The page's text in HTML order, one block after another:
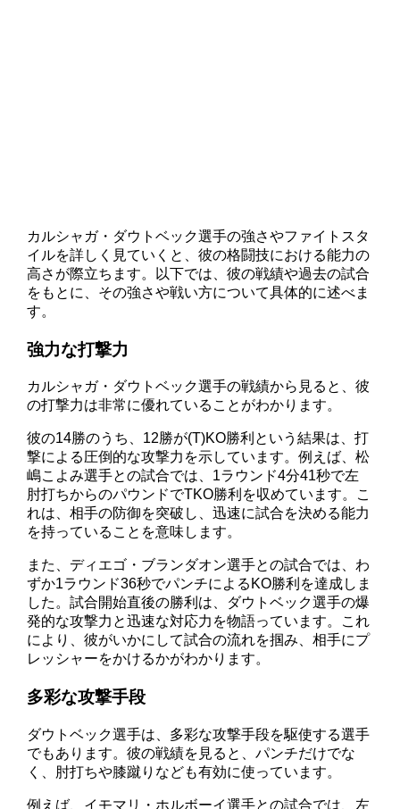
カルシャガ・ダウトベック選手の強さやファイトスタ
イルを詳しく見ていくと、彼の格闘技における能力の
高さが際立ちます。以下では、彼の戦績や過去の試合
をもとに、その強さや戦い方について具体的に述べま
す。
強力な打撃力
カルシャガ・ダウトベック選手の戦績から見ると、彼
の打撃力は非常に優れていることがわかります。
彼の14勝のうち、12勝が(T)KO勝利という結果は、打
撃による圧倒的な攻撃力を示しています。例えば、松
嶋こよみ選手との試合では、1ラウンド4分41秒で左
肘打ちからのパウンドでTKO勝利を収めています。こ
れは、相手の防御を突破し、迅速に試合を決める能力
を持っていることを意味します。
また、ディエゴ・ブランダオン選手との試合では、わ
ずか1ラウンド36秒でパンチによるKO勝利を達成しま
した。試合開始直後の勝利は、ダウトベック選手の爆
発的な攻撃力と迅速な対応力を物語っています。これ
により、彼がいかにして試合の流れを掴み、相手にプ
レッシャーをかけるかがわかります。
多彩な攻撃手段
ダウトベック選手は、多彩な攻撃手段を駆使する選手
でもあります。彼の戦績を見ると、パンチだけでな
く、肘打ちや膝蹴りなども有効に使っています。
例えば、イモマリ・ホルボーイ選手との試合では、左